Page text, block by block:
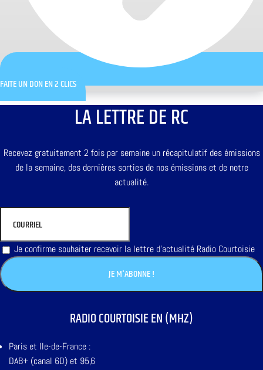
FAITE UN DON EN 2 CLICS
LA LETTRE DE RC
Recevez gratuitement 2 fois par semaine un récapitulatif des émissions
de la semaine, des dernières sorties de nos émissions et de notre
actualité.
Je confirme souhaiter recevoir la lettre d'actualité Radio Courtoisie
RADIO COURTOISIE EN (MHZ)
Paris et Ile-de-France :
DAB+ (canal 6D) et 95,6